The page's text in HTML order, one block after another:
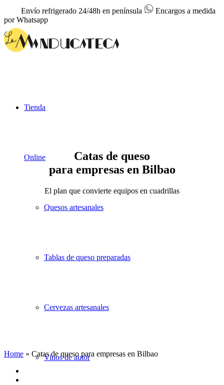
Envío refrigerado 24/48h en península
Encargos a medida
por Whatsapp
Tienda
Online
Quesos artesanales
Tablas de queso preparadas
Cervezas artesanales
Vinos de autor
Catas de queso
para empresas en Bilbao
El plan que convierte equipos en cuadrillas
Home » Catas de queso para empresas en Bilbao